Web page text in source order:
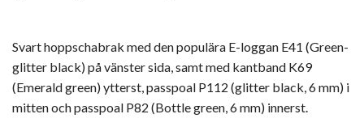
Svart hoppschabrak med den populära E-loggan E41 (Green-
glitter black) på vänster sida, samt med kantband K69
(Emerald green) ytterst, passpoal P112 (glitter black, 6 mm) i
mitten och passpoal P82 (Bottle green, 6 mm) innerst.